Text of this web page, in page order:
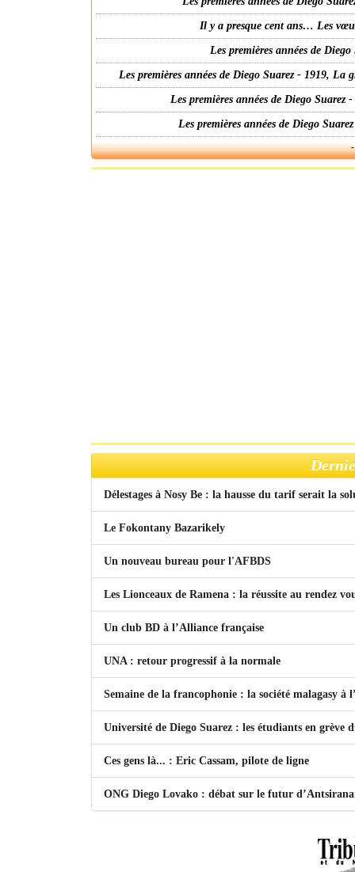
Il y a presque cent ans… Les
Les premières années de
Les premières années de Diego Suarez - 1919,
Les premières années de Diego
Les premières années de Diego
Délestages à Nosy Be : la hausse du tarif serait la
Le Fokontany Bazarikely
Un nouveau bureau pour l'AFBDS
Les Lionceaux de Ramena : la réussite au rendez
Un club BD à l’Alliance française
UNA : retour progressif à la normale
Semaine de la francophonie : la société malagasy à
Université de Diego Suarez : les étudiants en grève
Ces gens là... : Eric Cassam, pilote de ligne
ONG Diego Lovako : débat sur le futur